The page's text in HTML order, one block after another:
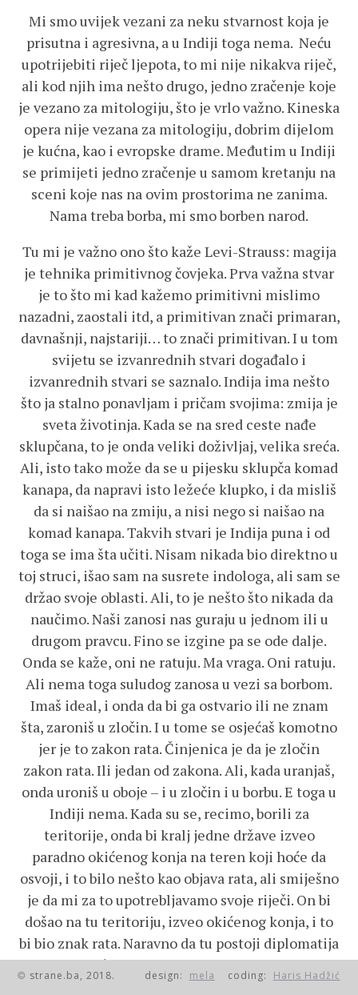
Mi smo uvijek vezani za neku stvarnost koja je
prisutna i agresivna, a u Indiji toga nema. Neću
upotrijebiti riječ ljepota, to mi nije nikakva riječ,
ali kod njih ima nešto drugo, jedno zračenje koje
je vezano za mitologiju, što je vrlo važno. Kineska
opera nije vezana za mitologiju, dobrim dijelom
je kućna, kao i evropske drame. Međutim u Indiji
se primijeti jedno zračenje u samom kretanju na
sceni koje nas na ovim prostorima ne zanima.
Nama treba borba, mi smo borben narod.
Tu mi je važno ono što kaže Levi-Strauss: magija
je tehnika primitivnog čovjeka. Prva važna stvar
je to što mi kad kažemo primitivni mislimo
nazadni, zaostali itd, a primitivan znači primaran,
davnašnji, najstariji… to znači primitivan. I u tom
svijetu se izvanrednih stvari događalo i
izvanrednih stvari se saznalo. Indija ima nešto
što ja stalno ponavljam i pričam svojima: zmija je
sveta životinja. Kada se na sred ceste nađe
sklupčana, to je onda veliki doživljaj, velika sreća.
Ali, isto tako može da se u pijesku sklupča komad
kanapa, da napravi isto ležeće klupko, i da misliš
da si naišao na zmiju, a nisi nego si naišao na
komad kanapa. Takvih stvari je Indija puna i od
toga se ima šta učiti. Nisam nikada bio direktno u
toj struci, išao sam na susrete indologa, ali sam se
držao svoje oblasti. Ali, to je nešto što nikada da
naučimo. Naši zanosi nas guraju u jednom ili u
drugom pravcu. Fino se izgine pa se ode dalje.
Onda se kaže, oni ne ratuju. Ma vraga. Oni ratuju.
Ali nema toga suludog zanosa u vezi sa borbom.
Imaš ideal, i onda da bi ga ostvario ili ne znam
šta, zaroniš u zločin. I u tome se osjećaš komotno
jer je to zakon rata. Činjenica je da je zločin
zakon rata. Ili jedan od zakona. Ali, kada uranjaš,
onda uroniš u oboje – i u zločin i u borbu. E toga u
Indiji nema. Kada su se, recimo, borili za
teritorije, onda bi kralj jedne države izveo
paradno okićenog konja na teren koji hoće da
osvoji, i to bilo nešto kao objava rata, ali smiješno
je da mi za to upotrebljavamo svoje riječi. On bi
došao na tu teritoriju, izveo okićenog konja, i to
bi bio znak rata. Naravno da tu postoji diplomatija
i sve moguće prevare. Ali se vidi iz te osnovne
činjenice da je to nešto drugo. Bili su vrlo veliki
© strane.ba, 2018. design: mela coding: Haris Hadžić